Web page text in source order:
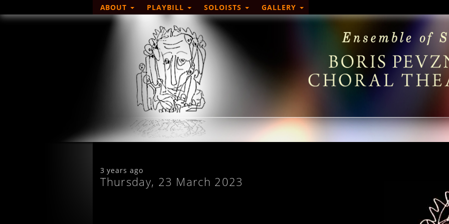
ABOUT PLAYBILL SOLOISTS GALLERY
3 years ago
Thursday, 23 March 2023